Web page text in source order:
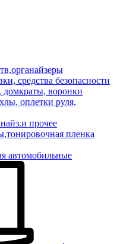
средства безопасности
домкраты, воронки
оплетки руля,
прочее
пленка
автомобильные